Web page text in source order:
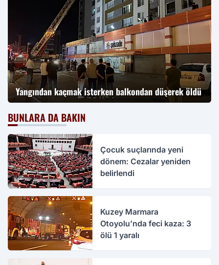
Yangından kaçmak isterken balkondan düşerek öldü
BUNLARA DA BAKIN
Çocuk suçlarında yeni
dönem: Cezalar yeniden
belirlendi
Kuzey Marmara
Otoyolu’nda feci kaza: 3
ölü 1 yaralı